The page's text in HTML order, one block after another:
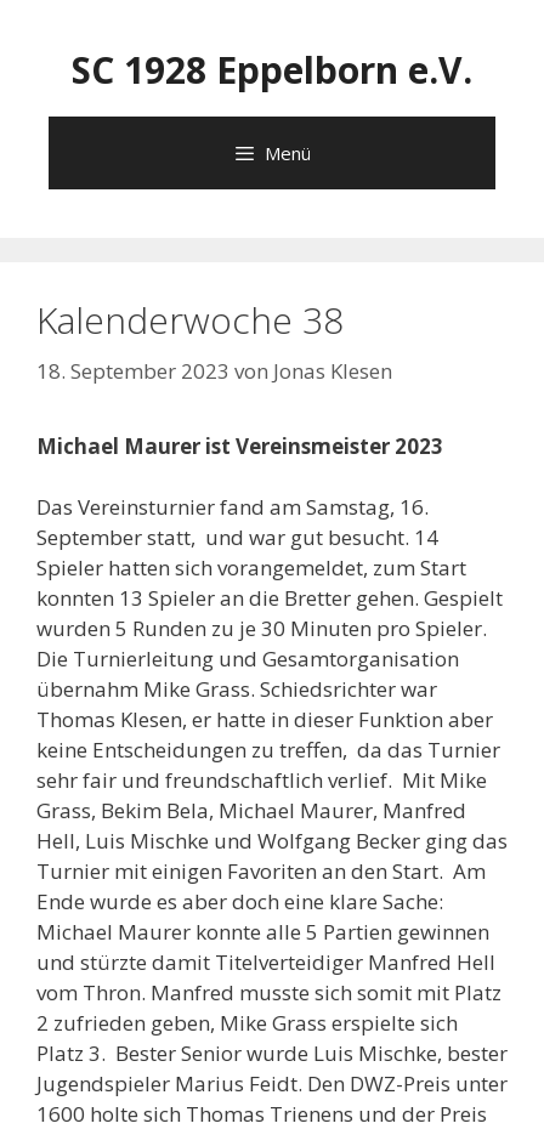
springenSC 1928 Eppelborn e.V.
Menü
Kalenderwoche 38
18. September 2023 von Jonas Klesen
Michael Maurer ist Vereinsmeister 2023
Das Vereinsturnier fand am Samstag, 16.
September statt, und war gut besucht. 14
Spieler hatten sich vorangemeldet, zum Start
konnten 13 Spieler an die Bretter gehen. Gespielt
wurden 5 Runden zu je 30 Minuten pro Spieler.
Die Turnierleitung und Gesamtorganisation
übernahm Mike Grass. Schiedsrichter war
Thomas Klesen, er hatte in dieser Funktion aber
keine Entscheidungen zu treffen, da das Turnier
sehr fair und freundschaftlich verlief. Mit Mike
Grass, Bekim Bela, Michael Maurer, Manfred
Hell, Luis Mischke und Wolfgang Becker ging das
Turnier mit einigen Favoriten an den Start. Am
Ende wurde es aber doch eine klare Sache:
Michael Maurer konnte alle 5 Partien gewinnen
und stürzte damit Titelverteidiger Manfred Hell
vom Thron. Manfred musste sich somit mit Platz
2 zufrieden geben, Mike Grass erspielte sich
Platz 3. Bester Senior wurde Luis Mischke, bester
Jugendspieler Marius Feidt. Den DWZ-Preis unter
1600 holte sich Thomas Trienens und der Preis